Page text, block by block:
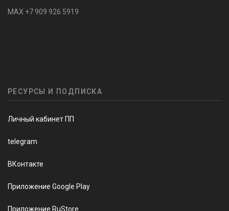
MAX +7 909 926 5919
РЕСУРСЫ И ПОДПИСКА
Личный кабинет ПП
telegram
ВКонтакте
Приложение Google Play
Приложение RuStore